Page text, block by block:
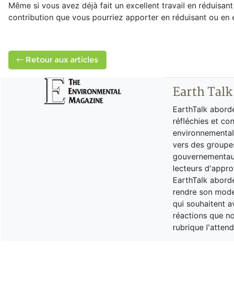
Même si vous avez déjà fait un excellent travail en
contribution que vous pourriez apporter en réduisant ou en
Retour aux articles
Earth Talk
EarthTalk
réfléchies et
vers des
lecteurs
EarthTalk
rendre son
qui souhaitent
réactions que
rubrique